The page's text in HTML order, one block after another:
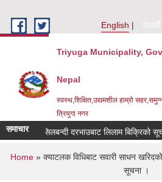
English
नेपाली
Triyuga Municipality,
Nepal
स्वस्थ,शिक्षित,उद्यमशील हाम्रो
त्रियुगा नगर
समाचार सिलबन्दी दरभाउबाट लिलाम बिक्रिको
You are here
Home» क्याटलक विधिबाट सवारी साधन
सूचना ।